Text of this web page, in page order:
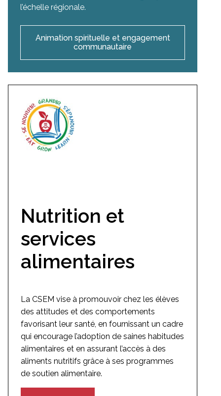
l’échelle régionale.
Animation spirituelle et engagement
communautaire
Nutrition et
services
alimentaires
La CSEM vise à promouvoir chez les élèves
des attitudes et des comportements
favorisant leur santé, en fournissant un cadre
qui encourage l’adoption de saines habitudes
alimentaires et en assurant l’accès à des
aliments nutritifs grâce à ses programmes
de soutien alimentaire.